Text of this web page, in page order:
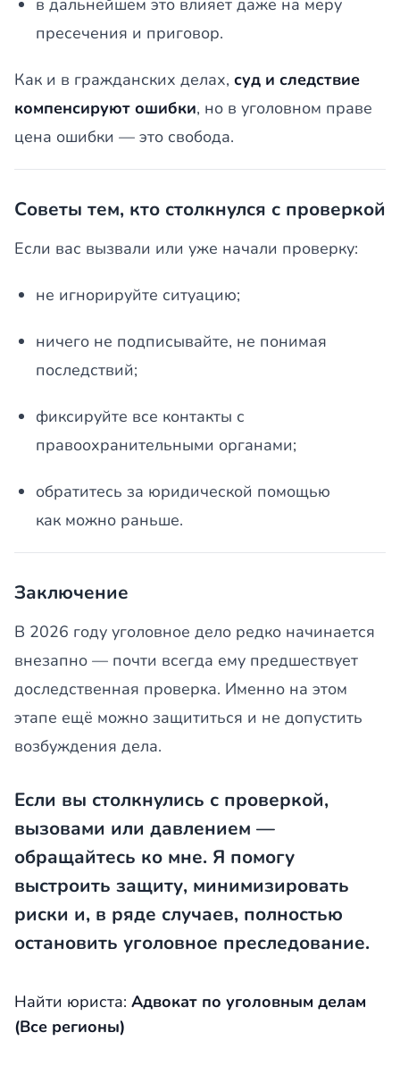
в дальнейшем это влияет даже на меру
пресечения и приговор.
Как и в гражданских делах, суд и следствие
компенсируют ошибки, но в уголовном праве
цена ошибки — это свобода.
Советы тем, кто столкнулся с проверкой
Если вас вызвали или уже начали проверку:
не игнорируйте ситуацию;
ничего не подписывайте, не понимая
последствий;
фиксируйте все контакты с
правоохранительными органами;
обратитесь за юридической помощью
как можно раньше.
Заключение
В 2026 году уголовное дело редко начинается
внезапно — почти всегда ему предшествует
доследственная проверка. Именно на этом
этапе ещё можно защититься и не допустить
возбуждения дела.
Если вы столкнулись с проверкой,
вызовами или давлением —
обращайтесь ко мне. Я помогу
выстроить защиту, минимизировать
риски и, в ряде случаев, полностью
остановить уголовное преследование.
Найти юриста: Адвокат по уголовным делам
(Все регионы)